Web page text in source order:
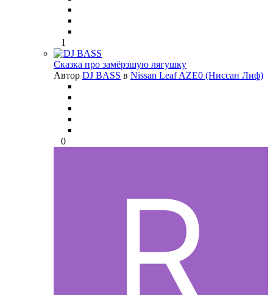
1
Сказка про замёрзшую лягушку
Автор DJ BASS в Nissan Leaf AZE0 (Ниссан Лиф)
0